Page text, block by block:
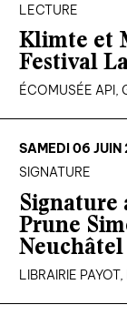
LECTURE
Klimte et
Festival
ÉCOMUSÉE API,
SAMEDI 06
SIGNATURE
Signature
Prune
Neuchâtel
LIBRAIRIE